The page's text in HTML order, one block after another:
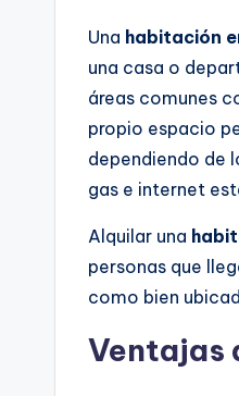
Una habitación
una casa o
áreas comunes
propio espacio
dependiendo de
gas e internet
Alquilar una
personas que
como bien
Ventajas